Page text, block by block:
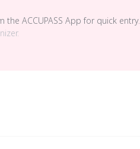
ACCUPASS App for quick entry.